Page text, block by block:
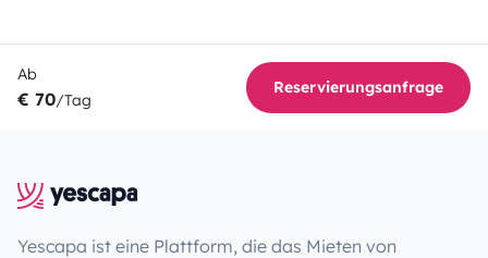
Ab
€ 70/Tag
Reservierungsanfrage
Yescapa ist eine Plattform, die das Mieten von